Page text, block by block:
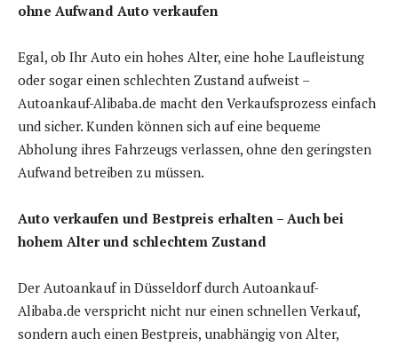
ohne Aufwand Auto verkaufen
Egal, ob Ihr Auto ein hohes Alter, eine hohe Laufleistung
oder sogar einen schlechten Zustand aufweist –
Autoankauf-Alibaba.de macht den Verkaufsprozess einfach
und sicher. Kunden können sich auf eine bequeme
Abholung ihres Fahrzeugs verlassen, ohne den geringsten
Aufwand betreiben zu müssen.
Auto verkaufen und Bestpreis erhalten – Auch bei
hohem Alter und schlechtem Zustand
Der Autoankauf in Düsseldorf durch Autoankauf-
Alibaba.de verspricht nicht nur einen schnellen Verkauf,
sondern auch einen Bestpreis, unabhängig von Alter,